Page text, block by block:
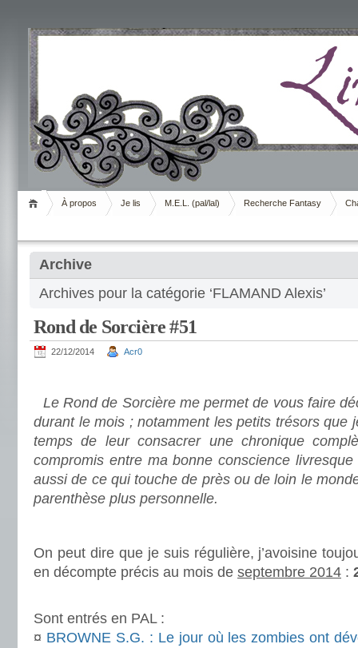
Livrement
À propos Je lis M.E.L. (pal/lal) Recherche Fantasy
Archive
Archives pour la catégorie ‘FLAMAND Alexis’
Rond de Sorcière #51
22/12/2014 Acr0
Le Rond de Sorcière me permet de vous faire
durant le mois ; notamment les petits trésors que
temps de leur consacrer une chronique
compromis entre ma bonne conscience
aussi de ce qui touche de près ou de loin le
parenthèse plus personnelle.
On peut dire que je suis régulière, j’avoisine
en décompte précis au mois de septembre 2014 :
Sont entrés en PAL :
¤ BROWNE S.G. : Le jour où les zombies ont